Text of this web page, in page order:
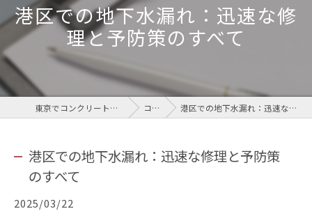
港区での地下水漏れ：迅速な修
理と予防策のすべて
東京でコンクリートなら株式会社LIFIX コラム 港区での地下水漏れ：迅速な修理と予防策のすべて
港区での地下水漏れ：迅速な修理と予防策
のすべて
2025/03/22